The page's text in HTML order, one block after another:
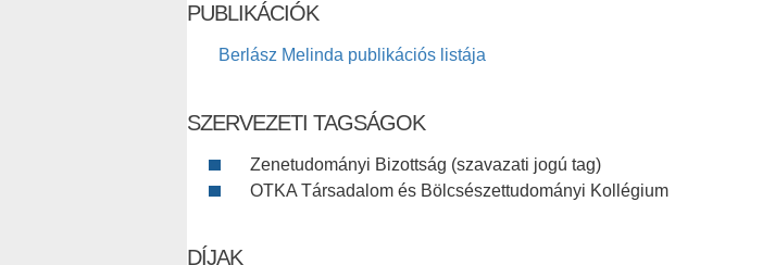
PUBLIKÁCIÓK
Berlász Melinda publikációs listája
SZERVEZETI TAGSÁGOK
Zenetudományi Bizottság (szavazati jogú tag)
OTKA Társadalom és Bölcsészettudományi Kollégium
DÍJAK